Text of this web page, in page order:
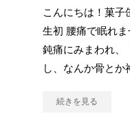
こんにちは！菓子
生初 腰痛で眠れ
鈍痛にみまわれ、
し、なんか骨とか
続きを見る